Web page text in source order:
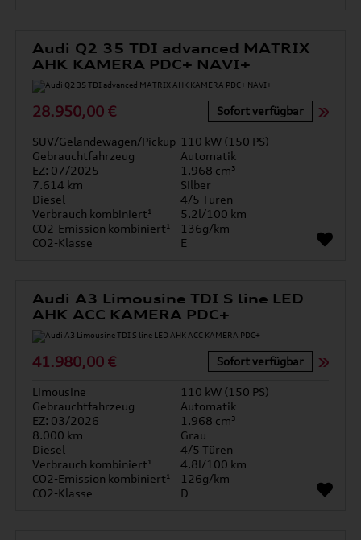
Audi Q2 35 TDI advanced MATRIX
AHK KAMERA PDC+ NAVI+
28.950,00 € Sofort verfügbar
SUV/Geländewagen/Pickup 110 kW (150 PS)
Gebrauchtfahrzeug
Automatik
EZ: 07/2025
1.968 cm³
7.614 km
Silber
Diesel
4/5 Türen
Verbrauch kombiniert¹
5.2l/100 km
CO2-Emission kombiniert¹
136g/km
CO2-Klasse
E
Audi A3 Limousine TDI S line LED
AHK ACC KAMERA PDC+
41.980,00 € Sofort verfügbar
Limousine
110 kW (150 PS)
Gebrauchtfahrzeug
Automatik
EZ: 03/2026
1.968 cm³
8.000 km
Grau
Diesel
4/5 Türen
Verbrauch kombiniert¹
4.8l/100 km
CO2-Emission kombiniert¹
126g/km
CO2-Klasse
D